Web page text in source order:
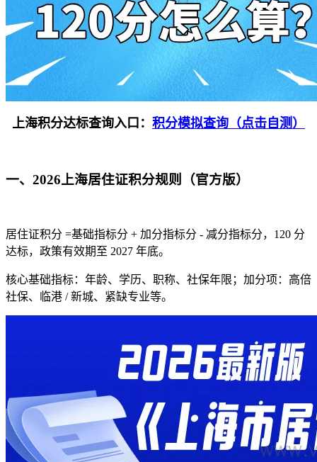
上海积分达标查询入口： 积分模拟查询（点击自测）
一、2026上海居住证积分规则（官方版）
居住证积分 =基础指标分 + 加分指标分 - 减分指标分，120 分
达标，政策有效期至 2027 年底。
核心基础指标：年龄、学历、职称、社保年限；加分项：高倍
社保、临港 / 新城、紧缺专业等。